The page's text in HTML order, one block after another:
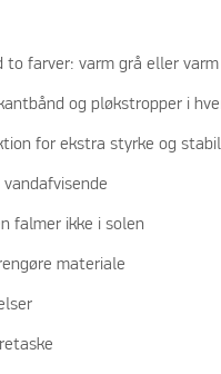
to farver: varm grå eller varm
og pløkstropper i
for ekstra styrke og
falmer ikke i solen
materiale